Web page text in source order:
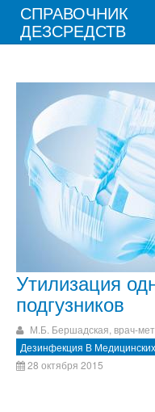
СПРАВОЧНИК
ДЕЗСРЕДСТВ
Утилизация
подгузников
М.Б. Бершадская, врач-
Дезинфекция В
28 октября 2015